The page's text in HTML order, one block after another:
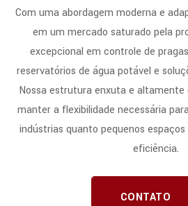
Com uma abordagem moderna e
em um mercado saturado pela
excepcional em controle de
reservatórios de água potável e
Nossa estrutura enxuta e
manter a flexibilidade necessária
indústrias quanto pequenos
eficiência.
CONTATO